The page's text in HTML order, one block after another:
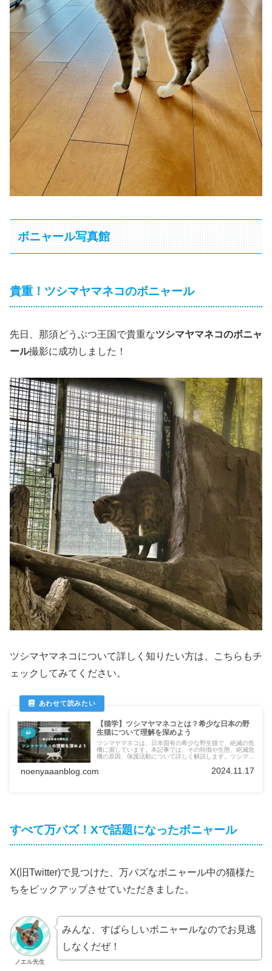
ボニャール写真館
貴重！ツシマヤマネコのボニャール
先日、那須どうぶつ王国で貴重なツシマヤマネコのボニャ
ール撮影に成功しました！
ツシマヤマネコについて詳しく知りたい方は、こちらもチ
ェックしてみてください。
【猫学】ツシマヤマネコとは？希少な日本の野
生猫について理解を深めよう
ツシマヤマネコは、日本固有の希少な野生猫で、絶滅の危
機に瀕しています。本記事では、その特徴や生態、絶滅危
機の原因、保護活動について詳しく解説します。ツシマヤ
か？
noenyaaanblog.com 2024.11.17
すべて万バズ！Xで話題になったボニャール
X(旧Twitter)で見つけた、万バズなボニャール中の猫様た
ちをピックアップさせていただきました。
ノエル先生
みんな、すばらしいボニャールなのでお見逃
しなくだぜ！